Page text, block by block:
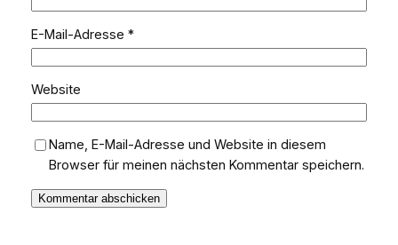
E-Mail-Adresse *
Website
Name, E-Mail-Adresse und Website in diesem
Browser für meinen nächsten Kommentar speichern.